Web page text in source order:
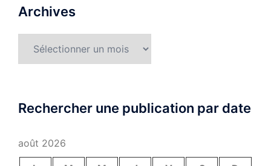
Archives
Rechercher une publication par date
août 2026